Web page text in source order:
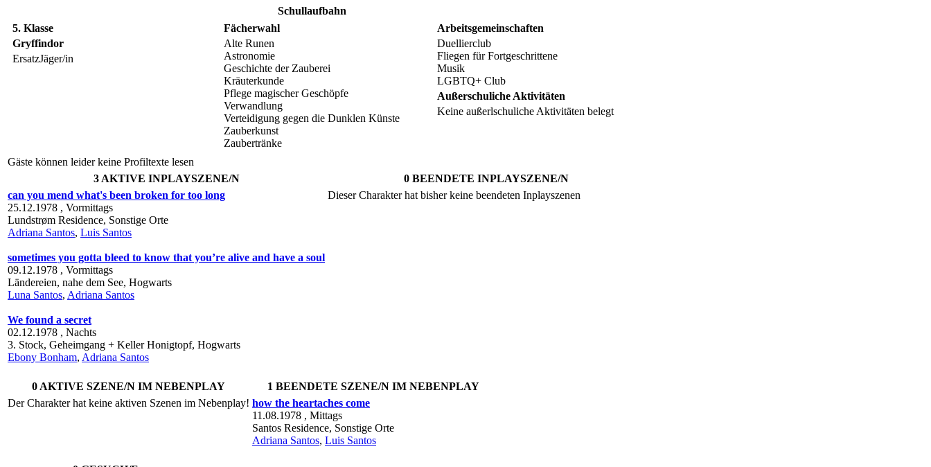
Schullaufbahn
5. Klasse
Gryffindor
ErsatzJäger/in
Fächerwahl
Alte Runen
Astronomie
Geschichte der Zauberei
Kräuterkunde
Pflege magischer Geschöpfe
Verwandlung
Verteidigung gegen die Dunklen Künste
Zauberkunst
Zaubertränke
Arbeitsgemeinschaften
Duellierclub
Fliegen für Fortgeschrittene
Musik
LGBTQ+ Club
Außerschuliche Aktivitäten
Keine außerlschuliche Aktivitäten belegt
Gäste können leider keine Profiltexte lesen
3 AKTIVE INPLAYSZENE/N
0 BEENDETE INPLAYSZENE/N
can you mend what's been broken for too long
25.12.1978 , Vormittags
Lundstrøm Residence, Sonstige Orte
Adriana Santos, Luis Santos
sometimes you gotta bleed to know that you’re alive and have a soul
09.12.1978 , Vormittags
Ländereien, nahe dem See, Hogwarts
Luna Santos, Adriana Santos
We found a secret
02.12.1978 , Nachts
3. Stock, Geheimgang + Keller Honigtopf, Hogwarts
Ebony Bonham, Adriana Santos
Dieser Charakter hat bisher keine beendeten Inplayszenen
0 AKTIVE SZENE/N IM NEBENPLAY
1 BEENDETE SZENE/N IM NEBENPLAY
Der Charakter hat keine aktiven Szenen im Nebenplay! how the heartaches come
11.08.1978 , Mittags
Santos Residence, Sonstige Orte
Adriana Santos, Luis Santos